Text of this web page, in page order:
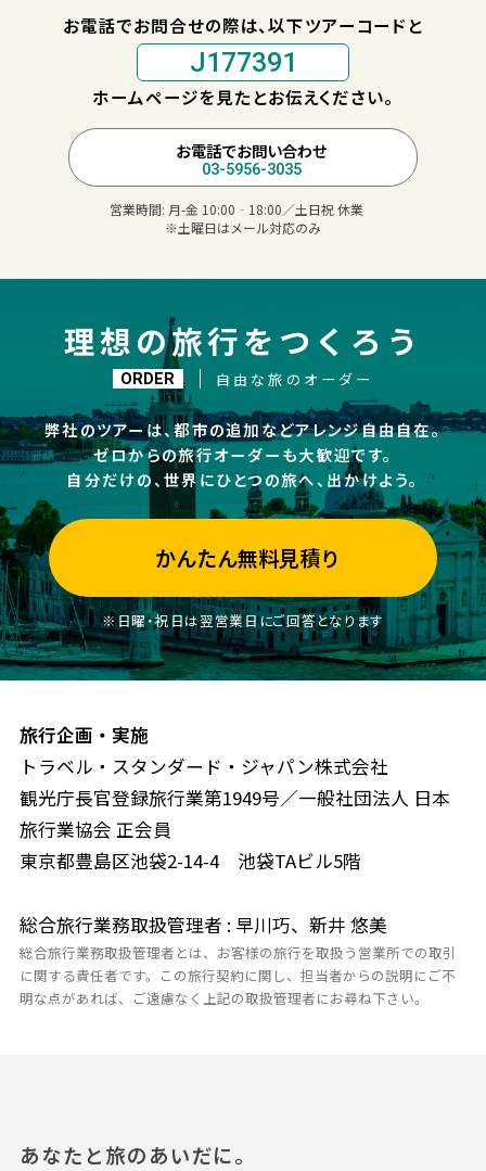
お電話でお問合せの際は、以下ツアーコードと
J177391
ホームページを見たとお伝えください。
お電話でお問い合わせ
03-5956-3035
営業時間: 月-金 10:00‐18:00／土日祝 休業
※土曜日はメール対応のみ
理想の旅行をつくろう
ORDER 自由な旅のオーダー
弊社のツアーは、都市の追加などアレンジ自由自在。
ゼロからの旅行オーダーも大歓迎です。
自分だけの、世界にひとつの旅へ、出かけよう。
かんたん無料見積り
※日曜・祝日は翌営業日にご回答となります
旅行企画・実施
トラベル・スタンダード・ジャパン株式会社
観光庁長官登録旅行業第1949号／一般社団法人 日本
旅行業協会 正会員
東京都豊島区池袋2-14-4 池袋TAビル5階
総合旅行業務取扱管理者 : 早川巧、新井 悠美
総合旅行業務取扱管理者とは、お客様の旅行を取扱う営業所での取引
に関する責任者です。この旅行契約に関し、担当者からの説明にご不
明な点があれば、ご遠慮なく上記の取扱管理者にお尋ね下さい。
あなたと旅のあいだに。